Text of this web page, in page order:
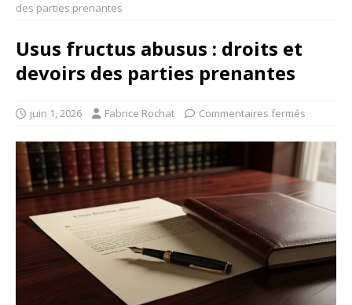
des parties prenantes
Usus fructus abusus : droits et
devoirs des parties prenantes
juin 1, 2026 Fabrice Rochat Commentaires fermés